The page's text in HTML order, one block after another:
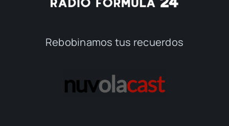
Rebobinamos tus recuerdos